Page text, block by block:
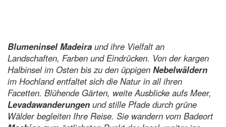
Blumeninsel Madeira und ihre Vielfalt an
Landschaften, Farben und Eindrücken. Von der kargen
Halbinsel im Osten bis zu den üppigen Nebelwäldern
im Hochland entfaltet sich die Natur in all ihren
Facetten. Blühende Gärten, weite Ausblicke aufs Meer,
Levadawanderungen und stille Pfade durch grüne
Wälder begleiten Ihre Reise. Sie wandern vom Badeort